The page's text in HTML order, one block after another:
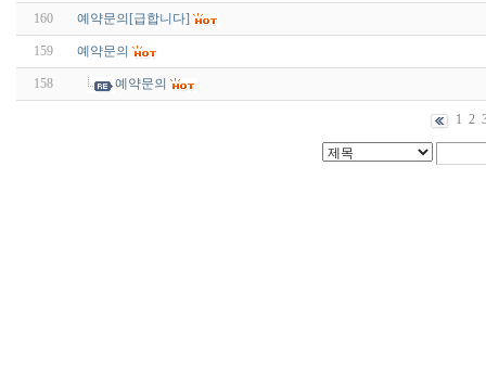
160 예약문의[급합니다]
159 예약문의
158 예약문의
1 2